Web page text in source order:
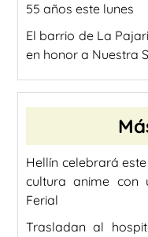
55 años este lunes
El barrio de La
en honor a Nuestra
Hellín celebrará
cultura anime con
Ferial
Trasladan al